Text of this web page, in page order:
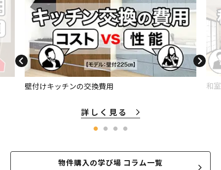
壁付けキッチンの交換費用
詳しく見る
和
物件購入の学び場 コラム一覧